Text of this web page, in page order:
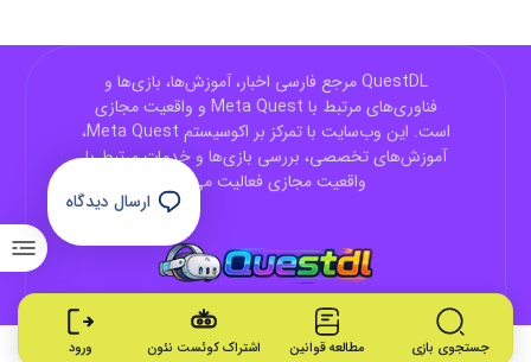
ارسال دیدگاه
QuestDL مرجع فارسی اخبار، آموزش‌ها، بازی‌ها و
فناوری‌های مرتبط با Meta Quest و واقعیت مجازی
است. این وب‌سایت با تمرکز بر اکوسیستم Meta Quest،
آموزش‌های تخصصی، بررسی بازی‌ها و خدمات مرتبط با
واقعیت مجازی فعالیت می‌کند.
جستجوی بازی مطالعه قوانین اشتراک کوئست نئون ورود